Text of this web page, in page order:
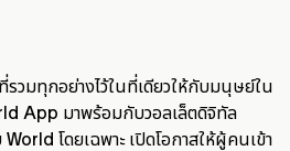
วมทุกอย่างไว้ในที่เดียวให้กับมนุษย์ใน
App มาพร้อมกับวอลเล็ตดิจิทัล
โดยเฉพาะ เปิดโอกาสให้ผู้คนเข้า